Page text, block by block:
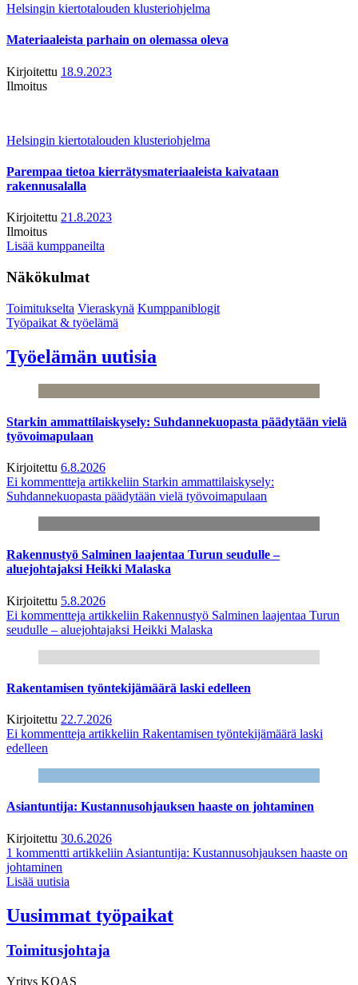
Helsingin kiertotalouden klusteriohjelma
Materiaaleista parhain on olemassa oleva
Kirjoitettu 18.9.2023
Ilmoitus
Helsingin kiertotalouden klusteriohjelma
Parempaa tietoa kierrätysmateriaaleista kaivataan
rakennusalalla
Kirjoitettu 21.8.2023
Ilmoitus
Lisää kumppaneilta
Näkökulmat
Toimitukselta Vieraskynä Kumppaniblogit
Työpaikat & työelämä
Työelämän uutisia
Starkin ammattilaiskysely: Suhdannekuopasta päädytään vielä
työvoimapulaan
Kirjoitettu 6.8.2026
Ei kommentteja artikkeliin Starkin ammattilaiskysely:
Suhdannekuopasta päädytään vielä työvoimapulaan
Rakennustyö Salminen laajentaa Turun seudulle –
aluejohtajaksi Heikki Malaska
Kirjoitettu 5.8.2026
Ei kommentteja artikkeliin Rakennustyö Salminen laajentaa Turun
seudulle – aluejohtajaksi Heikki Malaska
Rakentamisen työntekijämäärä laski edelleen
Kirjoitettu 22.7.2026
Ei kommentteja artikkeliin Rakentamisen työntekijämäärä laski
edelleen
Asiantuntija: Kustannusohjauksen haaste on johtaminen
Kirjoitettu 30.6.2026
1 kommentti artikkeliin Asiantuntija: Kustannusohjauksen haaste on
johtaminen
Lisää uutisia
Uusimmat työpaikat
Toimitusjohtaja
Yritys KOAS